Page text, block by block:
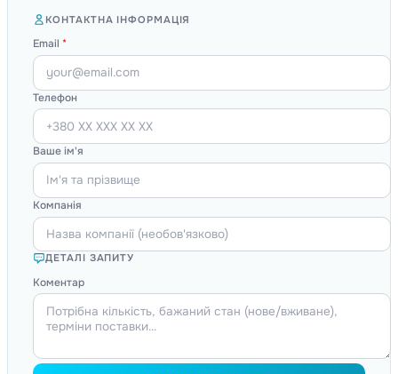
КОНТАКТНА ІНФОРМАЦІЯ
Email *
Телефон
Ваше ім'я
Компанія
ДЕТАЛІ ЗАПИТУ
Коментар